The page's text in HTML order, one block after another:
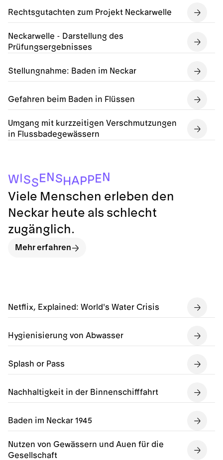
Rechtsgutachten zum Projekt Neckarwelle
Neckarwelle - Darstellung des
Prüfungsergebnisses
Stellungnahme: Baden im Neckar
Gefahren beim Baden in Flüssen
Umgang mit kurzzeitigen Verschmutzungen
in Flussbadegewässern
Netflix, Explained: World's Water Crisis
Hygienisierung von Abwasser
Splash or Pass
Nachhaltigkeit in der Binnenschifffahrt
Baden im Neckar 1945
Nutzen von Gewässern und Auen für die
Gesellschaft
WISS ENSHA P P EN
Viele Menschen erleben den
Neckar heute als schlecht
zugänglich.
Mehr erfahren